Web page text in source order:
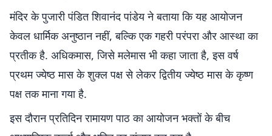
मंदिर के पुजारी पंडित शिवानंद पांडेय ने बताया कि यह आयोजन
केवल धार्मिक अनुष्ठान नहीं, बल्कि एक गहरी परंपरा और आस्था का
प्रतीक है. अधिकमास, जिसे मलेमास भी कहा जाता है, इस वर्ष
प्रथम ज्येष्ठ मास के शुक्ल पक्ष से लेकर द्वितीय ज्येष्ठ मास के कृष्ण
पक्ष तक माना गया है.
इस दौरान प्रतिदिन रामायण पाठ का आयोजन भक्तों के बीच